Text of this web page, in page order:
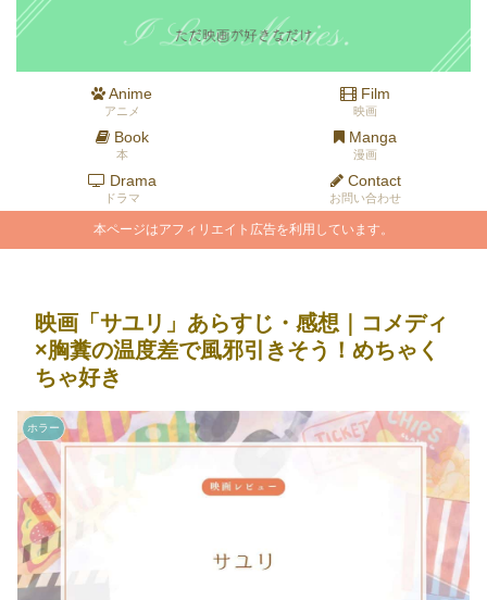
Anime
アニメ
Film
映画
Book
本
Manga
漫画
Drama
ドラマ
Contact
お問い合わせ
本ページはアフィリエイト広告を利用しています。
映画「サユリ」あらすじ・感想｜コメディ
×胸糞の温度差で風邪引きそう！めちゃく
ちゃ好き
ホラー